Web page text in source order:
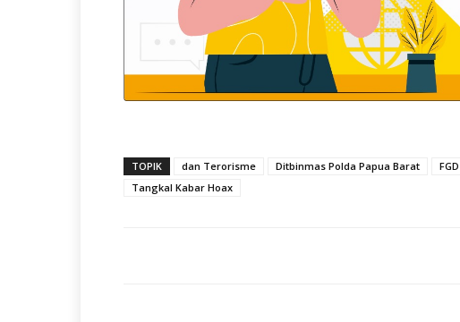
TOPIK dan Terorisme Ditbinmas Polda Papua Barat FGD
Tangkal Kabar Hoax